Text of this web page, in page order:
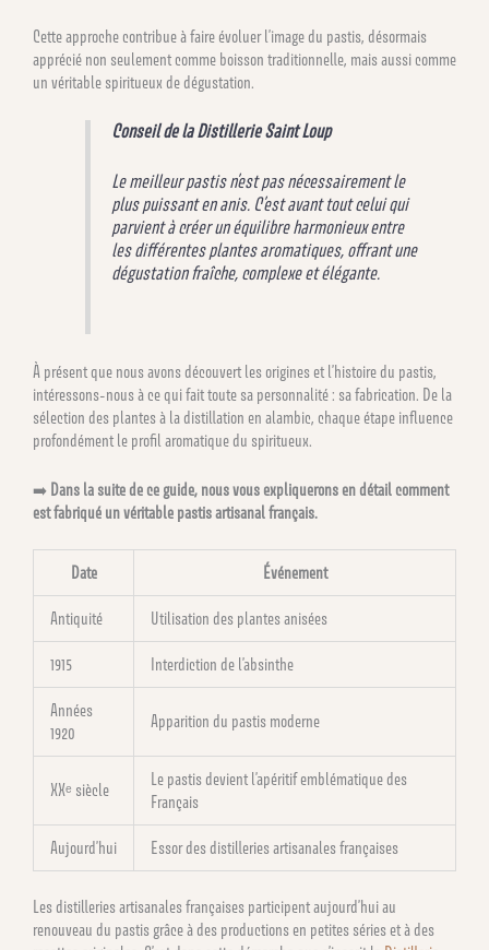
Cette approche contribue à faire évoluer l’image du pastis, désormais
apprécié non seulement comme boisson traditionnelle, mais aussi comme
un véritable spiritueux de dégustation.
Conseil de la Distillerie Saint Loup
Le meilleur pastis n’est pas nécessairement le
plus puissant en anis. C’est avant tout celui qui
parvient à créer un équilibre harmonieux entre
les différentes plantes aromatiques, offrant une
dégustation fraîche, complexe et élégante.
À présent que nous avons découvert les origines et l’histoire du pastis,
intéressons-nous à ce qui fait toute sa personnalité : sa fabrication. De la
sélection des plantes à la distillation en alambic, chaque étape influence
profondément le profil aromatique du spiritueux.
➡️ Dans la suite de ce guide, nous vous expliquerons en détail comment
est fabriqué un véritable pastis artisanal français.
Date Événement
Antiquité Utilisation des plantes anisées
1915 Interdiction de l’absinthe
Années
1920
Apparition du pastis moderne
XXᵉ siècle
Le pastis devient l’apéritif emblématique des
Français
Aujourd’hui Essor des distilleries artisanales françaises
Les distilleries artisanales françaises participent aujourd’hui au
renouveau du pastis grâce à des productions en petites séries et à des